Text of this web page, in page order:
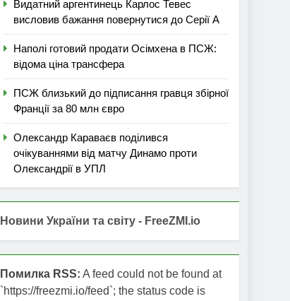
Видатний аргентинець Карлос Тевес
висловив бажання повернутися до Серії А
Наполі готовий продати Осімхена в ПСЖ:
відома ціна трансфера
ПСЖ близький до підписання гравця збірної
Франції за 80 млн євро
Олександр Караваєв поділився
очікуваннями від матчу Динамо проти
Олександрії в УПЛ
Новини України та світу - FreeZMI.io
Помилка RSS: A feed could not be found at
`https://freezmi.io/feed`; the status code is